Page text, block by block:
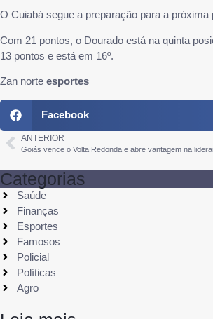
O Cuiabá segue a preparação para a
Com 21 pontos, o Dourado está na quinta
13 pontos e está em 16º.
Zan norte esportes
Facebook
ANTERIOR
Goiás vence o Volta Redonda e abre vantagem na
Categorias
Saúde
Finanças
Esportes
Famosos
Policial
Políticas
Agro